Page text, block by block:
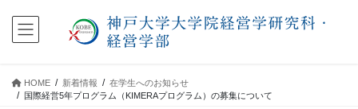
HOME 新着情報
在学生へのお知らせ
国際経営5年プログラム（KIMERAプログラム）の募集について